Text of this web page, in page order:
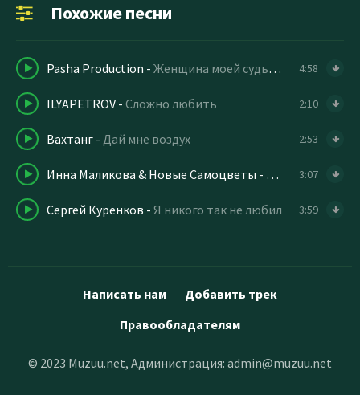
Похожие песни
Pasha Production - Женщина моей судьбы 4:58
ILYAPETROV - Сложно любить 2:10
Вахтанг - Дай мне воздух 2:53
Инна Маликова & Новые Самоцветы - С первого по
3:07
Сергей Куренков - Я никого так не любил 3:59
Написать нам
Добавить трек
Правообладателям
© 2023 Muzuu.net, Администрация: admin@muzuu.net